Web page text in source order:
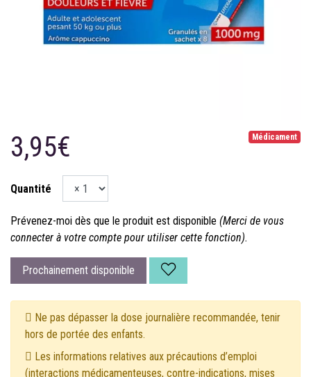
Médicament
3,95€
Quantité
Prévenez-moi dès que le produit est disponible (Merci de vous
connecter à votre compte pour utiliser cette fonction).
Prochainement disponible
Ne pas dépasser la dose journalière recommandée, tenir
hors de portée des enfants.
Les informations relatives aux précautions d’emploi
(interactions médicamenteuses, contre-indications, mises